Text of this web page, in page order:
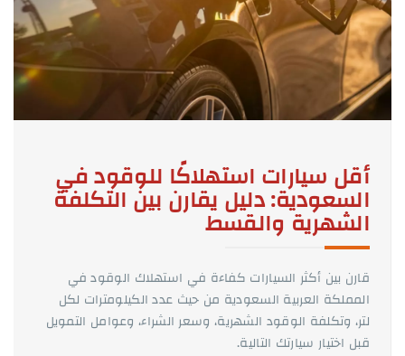
أقل سيارات استهلاكًا للوقود في
السعودية: دليل يقارن بين التكلفة
الشهرية والقسط
قارن بين أكثر السيارات كفاءة في استهلاك الوقود في
المملكة العربية السعودية من حيث عدد الكيلومترات لكل
لتر، وتكلفة الوقود الشهرية، وسعر الشراء، وعوامل التمويل
قبل اختيار سيارتك التالية.